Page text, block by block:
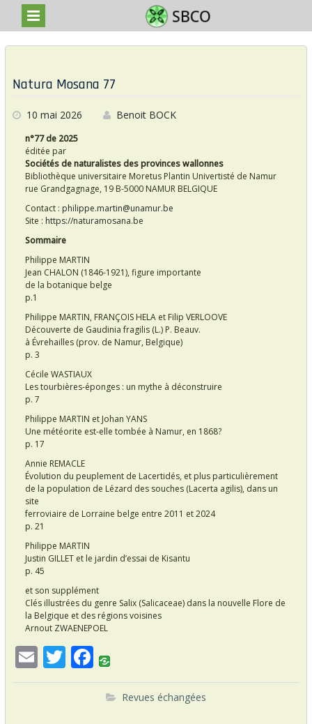
Natura Mosana 77
10 mai 2026 Benoit BOCK
n°77 de 2025
éditée par
Sociétés de naturalistes des provinces wallonnes
Bibliothèque universitaire Moretus Plantin Univertisté de Namur
rue Grandgagnage, 19 B-5000 NAMUR BELGIQUE
Contact : philippe.martin@unamur.be
Site : https://naturamosana.be
Sommaire
Philippe MARTIN
Jean CHALON (1846-1921), figure importante
de la botanique belge
p.1
Philippe MARTIN, FRANÇOIS HELA et Filip VERLOOVE
Découverte de Gaudinia fragilis (L.) P. Beauv.
à Évrehailles (prov. de Namur, Belgique)
p. 3
Cécile WASTIAUX
Les tourbières-éponges : un mythe à déconstruire
p. 7
Philippe MARTIN et Johan YANS
Une météorite est-elle tombée à Namur, en 1868?
p. 17
Annie REMACLE
Évolution du peuplement de Lacertidés, et plus particulièrement
de la population de Lézard des souches (Lacerta agilis), dans un
site
ferroviaire de Lorraine belge entre 2011 et 2024
p. 21
Philippe MARTIN
Justin GILLET et le jardin d’essai de Kisantu
p. 45
et son supplément
Clés illustrées du genre Salix (Salicaceae) dans la nouvelle Flore de
la Belgique et des régions voisines
Arnout ZWAENEPOEL
E T F
Revues échangées